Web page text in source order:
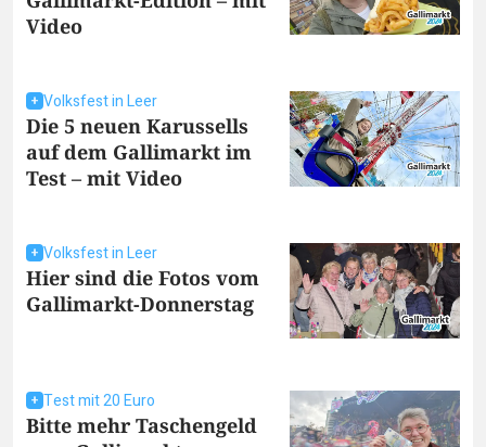
Video
Volksfest in Leer
Die 5 neuen Karussells
auf dem Gallimarkt im
Test – mit Video
Volksfest in Leer
Hier sind die Fotos vom
Gallimarkt-Donnerstag
Test mit 20 Euro
Bitte mehr Taschengeld